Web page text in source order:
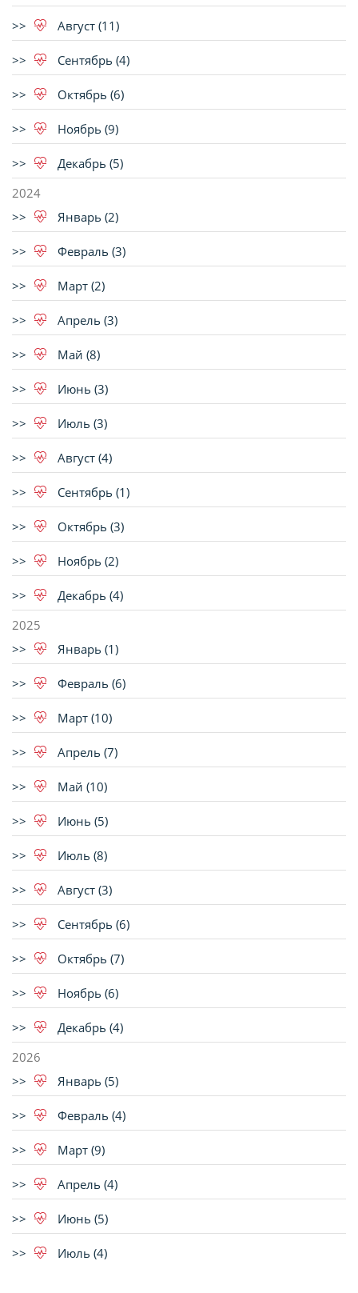
Август (11)
Сентябрь (4)
Октябрь (6)
Ноябрь (9)
Декабрь (5)
2024
Январь (2)
Февраль (3)
Март (2)
Апрель (3)
Май (8)
Июнь (3)
Июль (3)
Август (4)
Сентябрь (1)
Октябрь (3)
Ноябрь (2)
Декабрь (4)
2025
Январь (1)
Февраль (6)
Март (10)
Апрель (7)
Май (10)
Июнь (5)
Июль (8)
Август (3)
Сентябрь (6)
Октябрь (7)
Ноябрь (6)
Декабрь (4)
2026
Январь (5)
Февраль (4)
Март (9)
Апрель (4)
Июнь (5)
Июль (4)